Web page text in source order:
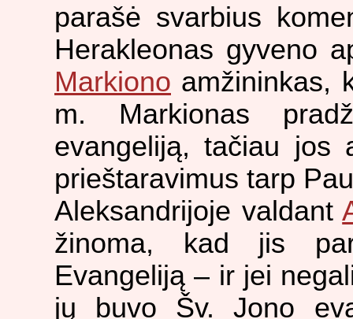
parašė svarbius
Herakleonas gyveno
Markiono amžininkas,
m. Markionas
evangeliją, tačiau jos
prieštaravimus tarp
Aleksandrijoje valdant
žinoma, kad jis
Evangeliją – ir jei
jų buvo Šv. Jono